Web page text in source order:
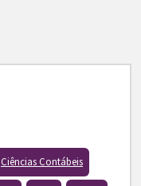
Ciências Contábeis